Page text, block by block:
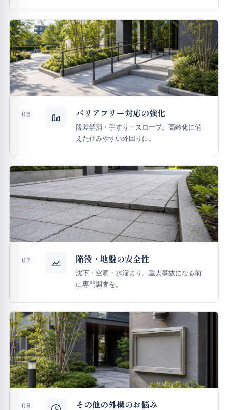
06 バリアフリー対応の強化
段差解消・手すり・スロープ。高齢化に備
えた住みやすい外回りに。
07 陥没・地盤の安全性
沈下・空洞・水溜まり。重大事故になる前
に専門調査を。
08 その他の外構のお悩み